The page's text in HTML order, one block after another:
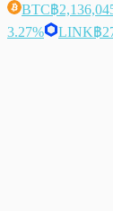
BTC฿
3.27%
LINK฿